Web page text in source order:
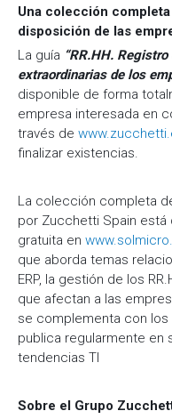
t
Una colección
disposición de las
La guía “RR.HH.
extraordinarias de los
disponible de forma
empresa interesada en
través de
finalizar existencias.
La colección completa
por Zucchetti Spain
gratuita en
que aborda temas
ERP, la gestión de los
que afectan a las
se complementa con
publica regularmente en
tendencias TI
Sobre el Grupo